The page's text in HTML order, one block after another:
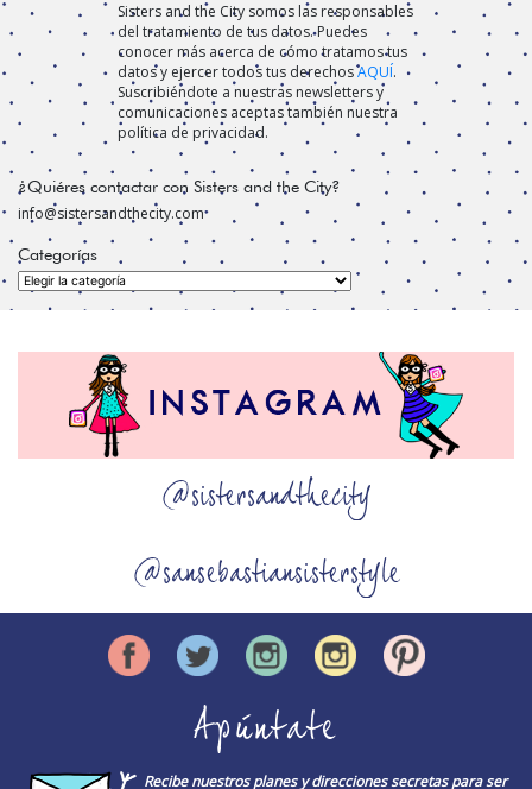
Sisters and the City somos las responsables
del tratamiento de tus datos. Puedes
conocer más acerca de cómo tratamos tus
datos y ejercer todos tus derechosAQUÍ.
Suscribiéndote a nuestras newsletters y
comunicaciones aceptas también nuestra
política de privacidad.
¿Quiéres contactar con Sisters and the City?
info@sistersandthecity.com
Categorías
Categorías
@sistersandthecity
@sansebastiansisterstyle
Apúntate
Recibe nuestros planes y direcciones secretas para ser